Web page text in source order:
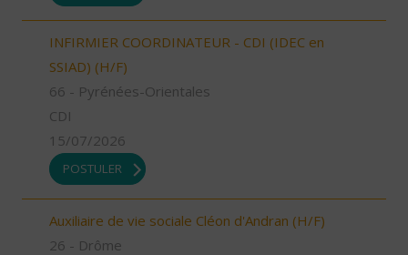
INFIRMIER COORDINATEUR - CDI (IDEC en
SSIAD) (H/F)
66 - Pyrénées-Orientales
CDI
15/07/2026
POSTULER
Auxiliaire de vie sociale Cléon d'Andran (H/F)
26 - Drôme